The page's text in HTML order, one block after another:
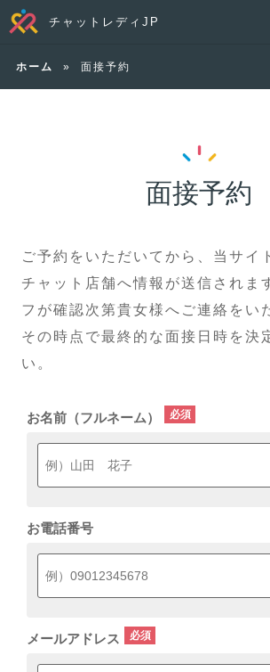
チャットレディJP
ホーム » 面接予約
面接予約
ご予約をいただいてから、当サイ
チャット店舗へ情報が送信されま
フが確認次第貴女様へご連絡をい
その時点で最終的な面接日時を決
い。
お名前（フルネーム）
お電話番号
メールアドレス